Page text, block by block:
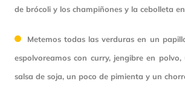
de brócoli y los champiñones y la cebolleta
Metemos todas las verduras en un
espolvoreamos con curry, jengibre en
salsa de soja, un poco de pimienta y un